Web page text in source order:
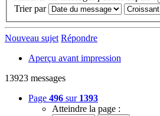
Trier par
Nouveau sujet Répondre
Aperçu avant impression
13923 messages
Page 496 sur 1393
Atteindre la page :